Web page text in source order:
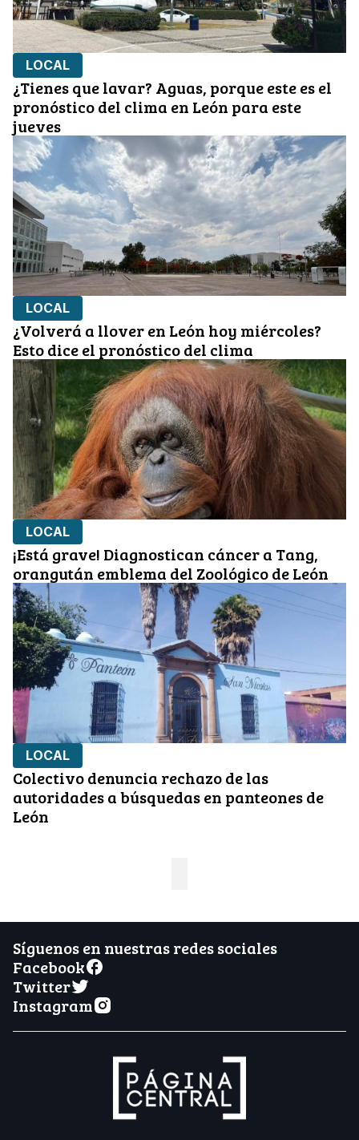
LOCAL
¿Tienes que lavar? Aguas, porque este es el
pronóstico del clima en León para este
jueves
LOCAL
¿Volverá a llover en León hoy miércoles?
Esto dice el pronóstico del clima
LOCAL
¡Está grave! Diagnostican cáncer a Tang,
orangután emblema del Zoológico de León
LOCAL
Colectivo denuncia rechazo de las
autoridades a búsquedas en panteones de
León
Síguenos en nuestras redes sociales
Facebook
Twitter
Instagram